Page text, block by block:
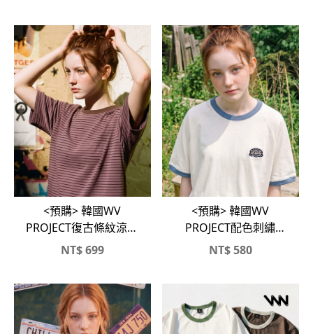
<預購> 韓國WV
PROJECT復古條紋涼感
短T
NT$699
<預購> 韓國WV
PROJECT配色刺繡
Logo純棉短T
NT$580